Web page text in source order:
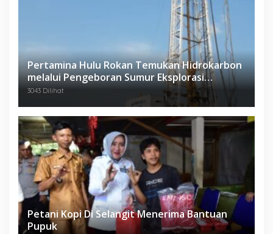
Pertamina Hulu Rokan Temukan Hidrokarbon
melalui Pengeboran Sumur Eksplorasi
Anggrek Violet (AVO)-001
3043 Dilihat
Petani Kopi Di Selangit Menerima Bantuan
Pupuk